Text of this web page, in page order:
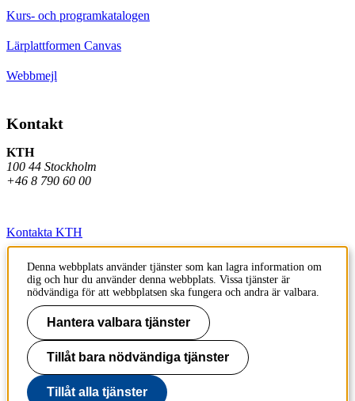
Kurs- och programkatalogen
Lärplattformen Canvas
Webbmejl
Kontakt
KTH
100 44 Stockholm
+46 8 790 60 00
Kontakta KTH
Jobba på KTH
Press och media
Faktura och betalning KTH
Om KTH:s webbplatser
Tillgänglighetsredogörelse
Denna webbplats använder tjänster som kan lagra information om
dig och hur du använder denna webbplats. Vissa tjänster är
nödvändiga för att webbplatsen ska fungera och andra är valbara.
Hantera valbara tjänster
Tillåt bara nödvändiga tjänster
Tillåt alla tjänster